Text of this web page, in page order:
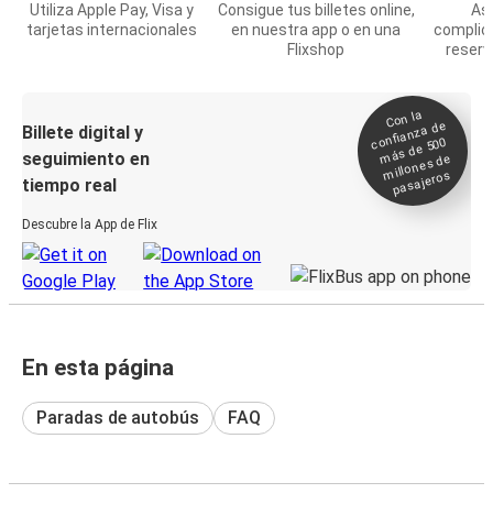
Utiliza Apple Pay, Visa y
tarjetas internacionales
Consigue tus billetes online,
en nuestra app o en una
Flixshop
Billete digital y
seguimiento en
tiempo real
Descubre la App de Flix
Con la
confianza de
más de 500
millones de
pasajeros
En esta página
Paradas de autobús FAQ